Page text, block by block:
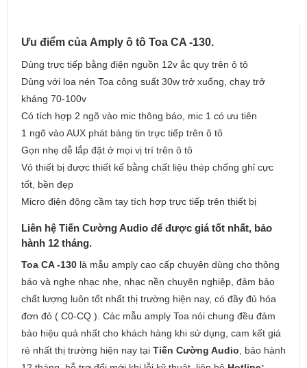
Ưu điểm của Amply ô tô Toa CA -130.
Dùng trực tiếp bằng điện nguồn 12v ắc quy trên ô tô
Dùng với loa nén Toa công suất 30w trở xuống, chạy trở
kháng 70-100v
Có tích hợp 2 ngõ vào mic thông báo, mic 1 có ưu tiên
1 ngõ vào AUX phát bảng tin trực tiếp trên ô tô
Gọn nhẹ dễ lắp đặt ở mọi vị trí trên ô tô
Vỏ thiết bị được thiết kế bằng chất liệu thép chống ghỉ cực
tốt, bền đẹp
Micro điện động cầm tay tích hợp trực tiếp trên thiết bị
Liên hệ Tiến Cường Audio để được giá tốt nhất, bảo
hành 12 tháng.
Toa CA -130 là mẫu amply cao cấp chuyên dùng cho thông
báo và nghe nhạc nhẹ, nhạc nền chuyên nghiệp, đảm bảo
chất lượng luôn tốt nhất thị trường hiện nay, có đầy đủ hóa
đơn đỏ ( C0-CQ ). Các mẫu amply Toa nói chung đều đảm
bảo hiệu quả nhất cho khách hàng khi sử dụng, cam kết giá
rẻ nhất thị trường hiện nay tại Tiến Cường Audio , bảo hành